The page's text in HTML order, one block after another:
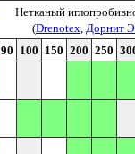
Нетканый
(Drenotex, Дорнит
90 100 150 200 250